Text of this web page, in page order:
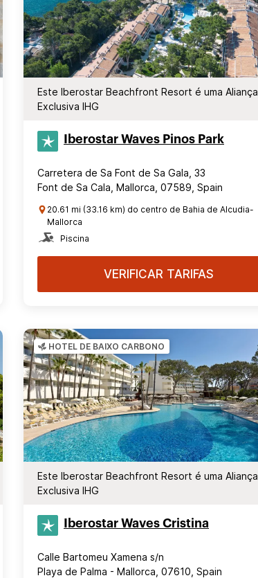
Este Iberostar Beachfront Resort é uma Aliança
Exclusiva IHG
Iberostar Waves Pinos Park
Carretera de Sa Font de Sa Gala, 33
Font de Sa Cala, Mallorca, 07589, Spain
20.61 mi (33.16 km) do centro de Bahia de Alcudia-
Mallorca
Piscina
VERIFICAR TARIFAS
HOTEL DE BAIXO CARBONO
Este Iberostar Beachfront Resort é uma Aliança
Exclusiva IHG
Iberostar Waves Cristina
Calle Bartomeu Xamena s/n
Playa de Palma - Mallorca, 07610, Spain